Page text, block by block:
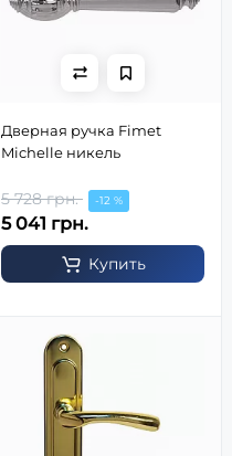
Дверная ручка Fimet
Michelle никель
5 728 грн. -12 %
5 041 грн.
Купить